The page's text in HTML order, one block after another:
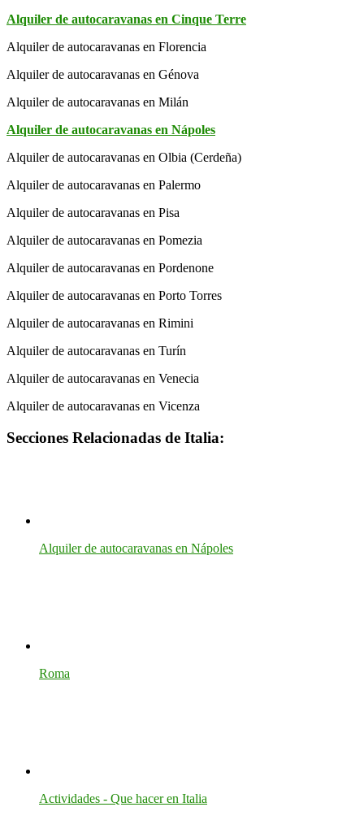
Alquiler de autocaravanas en Cinque Terre
Alquiler de autocaravanas en Florencia
Alquiler de autocaravanas en Génova
Alquiler de autocaravanas en Milán
Alquiler de autocaravanas en Nápoles
Alquiler de autocaravanas en Olbia (Cerdeña)
Alquiler de autocaravanas en Palermo
Alquiler de autocaravanas en Pisa
Alquiler de autocaravanas en Pomezia
Alquiler de autocaravanas en Pordenone
Alquiler de autocaravanas en Porto Torres
Alquiler de autocaravanas en Rimini
Alquiler de autocaravanas en Turín
Alquiler de autocaravanas en Venecia
Alquiler de autocaravanas en Vicenza
Secciones Relacionadas de Italia:
Alquiler de autocaravanas en Nápoles
Roma
Actividades - Que hacer en Italia